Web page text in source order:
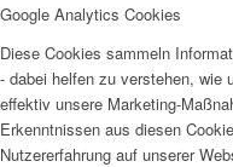
Google Analytics Cookies
Diese Cookies sammeln
- dabei helfen zu verstehen, wie
effektiv unsere Marketing-
Erkenntnissen aus diesen
Nutzererfahrung auf unserer